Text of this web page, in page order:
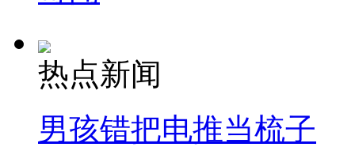
司机酒驾遇交警 急速倒车逃窜
热点新闻
男孩错把电推当梳子